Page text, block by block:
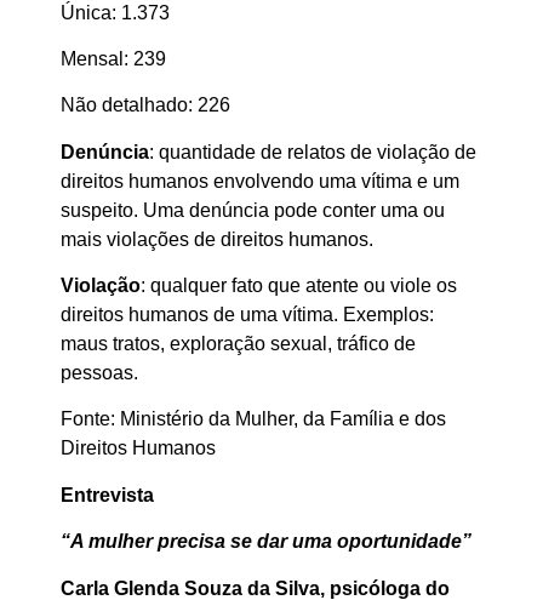
Única: 1.373
Mensal: 239
Não detalhado: 226
Denúncia: quantidade de relatos de violação de
direitos humanos envolvendo uma vítima e um
suspeito. Uma denúncia pode conter uma ou
mais violações de direitos humanos.
Violação: qualquer fato que atente ou viole os
direitos humanos de uma vítima. Exemplos:
maus tratos, exploração sexual, tráfico de
pessoas.
Fonte: Ministério da Mulher, da Família e dos
Direitos Humanos
Entrevista
“A mulher precisa se dar uma oportunidade”
Carla Glenda Souza da Silva, psicóloga do